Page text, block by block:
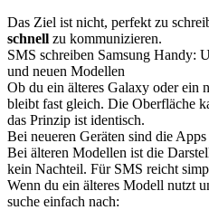
Das Ziel ist nicht, perfekt zu
schnell zu kommunizieren.
SMS schreiben Samsung Handy:
und neuen Modellen
Ob du ein älteres Galaxy oder ein
bleibt fast gleich. Die Oberfläche
das Prinzip ist identisch.
Bei neueren Geräten sind die
Bei älteren Modellen ist die
kein Nachteil. Für SMS reicht
Wenn du ein älteres Modell nutzt
suche einfach nach: